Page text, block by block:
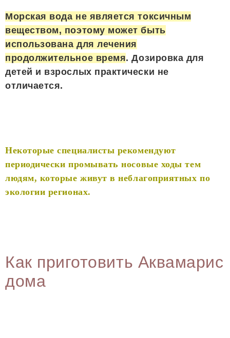
Морская вода не является токсичным
веществом, поэтому может быть
использована для лечения
продолжительное время. Дозировка для
детей и взрослых практически не
отличается.
Некоторые специалисты рекомендуют
периодически промывать носовые ходы тем
людям, которые живут в неблагоприятных по
экологии регионах.
Как приготовить Аквамарис
дома